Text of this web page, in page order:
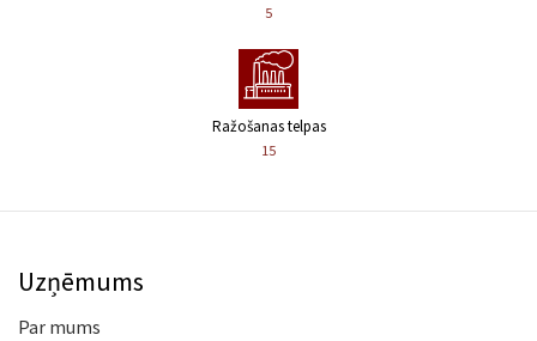
5
Ražošanas telpas
15
Uzņēmums
Par mums